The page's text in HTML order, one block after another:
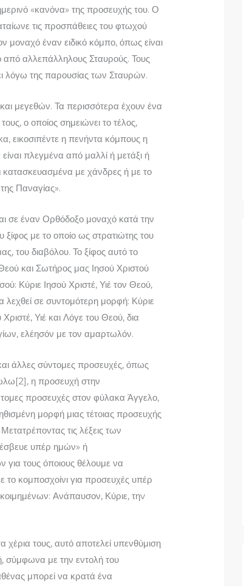
«κανόνα» της προσευχής του. Ο
τις προσπάθειες του φτωχού
μοναχό έναν ειδικό κό­μπο, όπως είναι
αλλεπάλληλους Σταυρούς. Τους
λόγω της παρουσίας των Σταυρών.
μεγεθών. Τα πε­ρισσότερα έχουν ένα
ο οποίος σημειώνει το τέλος,
εικοσιπέντε η πενήντα κό­μπους η
πλεγμένα από μαλλί ή μετάξι ή
κατασκευασμένα με χάνδρες ή με το
Παναγίας».
σε έναν Ορθόδοξο μοναχό κατά την
ξίφος με το οποίο ως στρατιώ­της του
του δια­βόλου. Το ξίφος αυτό το
και Σωτήρος μας Ιησού Χριστού
Κύριε Ιησού Χρι­στέ, Υιέ τον Θεού,
σε συντομότερη μορφή: Κύ­ριε
Υιέ και Λόγε του Θεού, δια
ελέησόν με τον αμαρτωλόν.
άλλες σύντομες προσευχές, όπως
η προσευχή στην
προσευχές στον φύ­λακα Άγγελο,
μορφή μιας τέτοιας προσευχής
τις λέξεις των
υπέρ ημών» ή
τους όποιους θέλουμε να
κομποσχοίνι για προσευχές υπέρ
Ανάπαυσον, Κύριε, τηv
χέρια τους, αυτό αποτελεί υπενθύμιση
σύμφωνα με την εντολή του
μπορεί να κρατά ένα